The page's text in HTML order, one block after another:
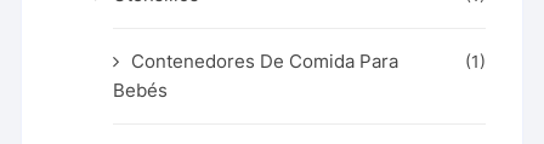
Contenedores De Comida Para
Bebés
(1)